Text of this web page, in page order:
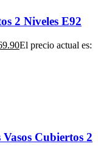
2 Niveles E92
El precio actual es:
Cubiertos 2